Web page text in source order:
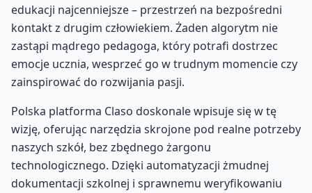
edukacji najcenniejsze – przestrzeń na bezpośredni
kontakt z drugim człowiekiem. Żaden algorytm nie
zastąpi mądrego pedagoga, który potrafi dostrzec
emocje ucznia, wesprzeć go w trudnym momencie czy
zainspirować do rozwijania pasji.
Polska platforma Claso doskonale wpisuje się w tę
wizję, oferując narzędzia skrojone pod realne potrzeby
naszych szkół, bez zbędnego żargonu
technologicznego. Dzięki automatyzacji żmudnej
dokumentacji szkolnej i sprawnemu weryfikowaniu